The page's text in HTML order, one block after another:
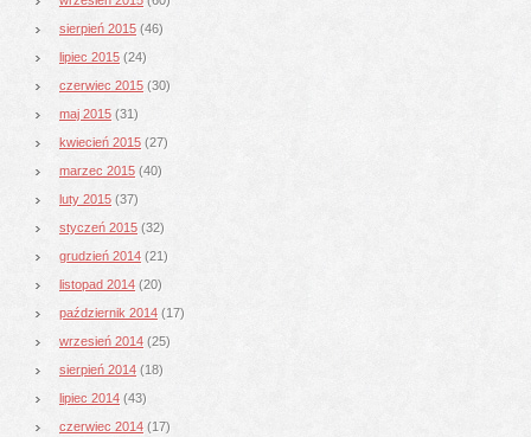
sierpień 2015 (46)
lipiec 2015 (24)
czerwiec 2015 (30)
maj 2015 (31)
kwiecień 2015 (27)
marzec 2015 (40)
luty 2015 (37)
styczeń 2015 (32)
grudzień 2014 (21)
listopad 2014 (20)
październik 2014 (17)
wrzesień 2014 (25)
sierpień 2014 (18)
lipiec 2014 (43)
czerwiec 2014 (17)